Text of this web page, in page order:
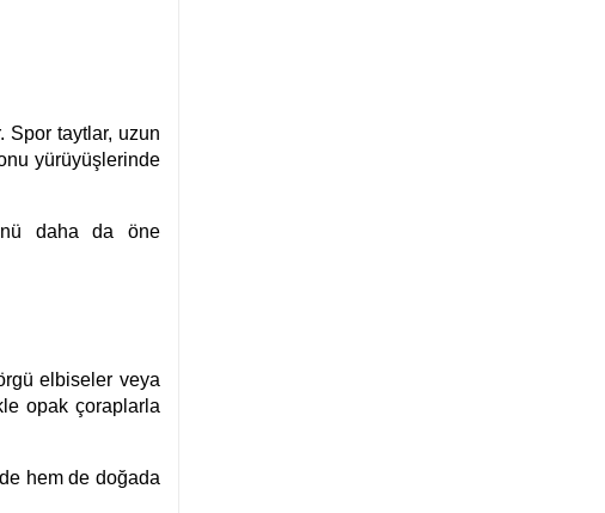
Spor taytlar, uzun
yürüyüşlerinde
daha da öne
elbiseler veya
opak çoraplarla
hem de doğada